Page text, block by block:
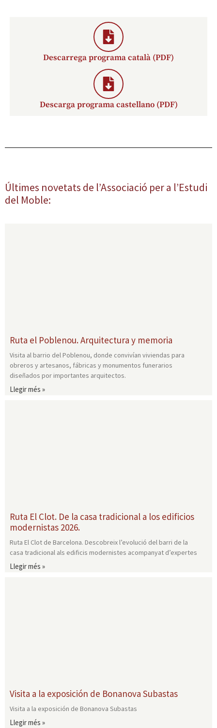
Descarrega programa català (PDF)
Descarga programa castellano (PDF)
Últimes novetats de l’Associació per a l’Estudi
del Moble:
Ruta el Poblenou. Arquitectura y memoria
Visita al barrio del Poblenou, donde convivían viviendas para
obreros y artesanos, fábricas y monumentos funerarios
diseñados por importantes arquitectos.
Llegir més »
Ruta El Clot. De la casa tradicional a los edificios
modernistas 2026.
Ruta El Clot de Barcelona. Descobreix l’evolució del barri de la
casa tradicional als edificis modernistes acompanyat d’expertes
Llegir més »
Visita a la exposición de Bonanova Subastas
Visita a la exposición de Bonanova Subastas
Llegir més »